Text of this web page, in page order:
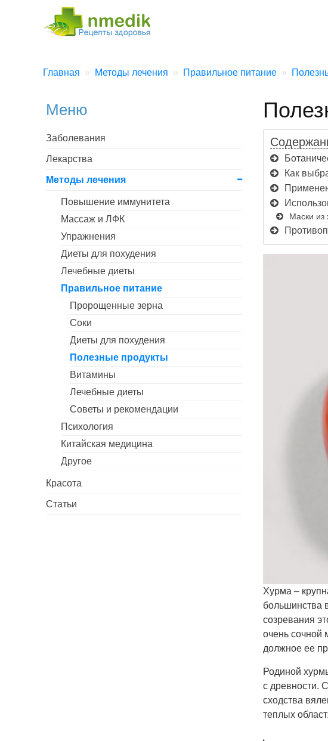
Главная Методы лечения Правильное питание
Как
Маски из
Хурма –
большинства
созревания
очень сочной
должное ее
Родиной
с древности.
сходства
теплых
Меню
Заболевания
Лекарства
Методы лечения
Повышение иммунитета
Массаж и ЛФК
Упражнения
Диеты для похудения
Лечебные диеты
Правильное питание
Пророщенные зерна
Соки
Диеты для похудения
Полезные продукты
Витамины
Лечебные диеты
Советы и рекомендации
Психология
Китайская медицина
Другое
Красота
Статьи